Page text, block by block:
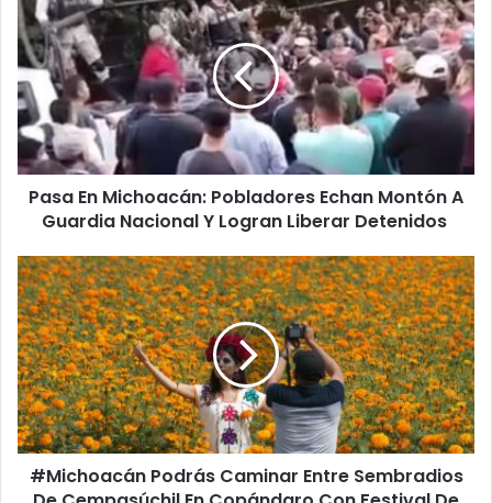
En
Michoacán:
Pobladores
Echan
Montón
A
Guardia
Nacional
Logran
Detenidos
Pasa En Michoacán: Pobladores Echan Montón A
Guardia Nacional Y Logran Liberar Detenidos
#Michoacán
Podrás
Caminar
Entre
Sembradios
De
Cempasúchil
En
Copándaro
Con
Festival
#Michoacán Podrás Caminar Entre Sembradios